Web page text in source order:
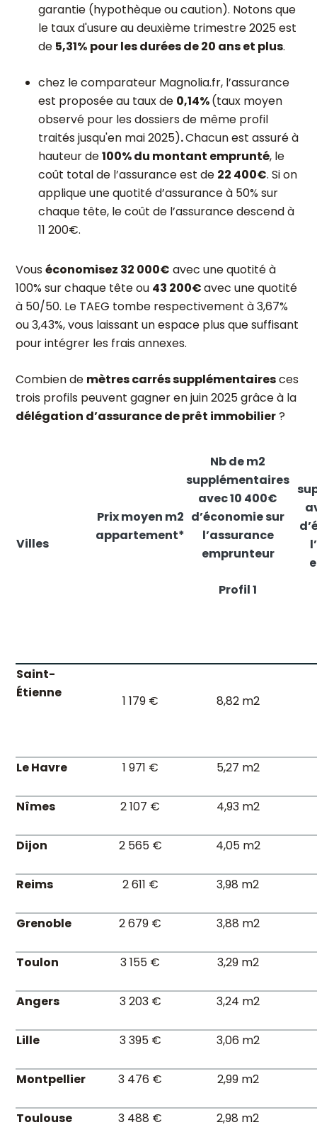
garantie (hypothèque ou caution). Notons que
le taux d'usure au deuxième trimestre 2025 est
de 5,31% pour les durées de 20 ans et plus.
chez le comparateur Magnolia.fr, l’assurance
est proposée au taux de 0,14%(taux moyen
observé pour les dossiers de même profil
traités jusqu'en mai 2025).Chacun est assuré à
hauteur de100% du montant emprunté, le
coût total de l’assurance est de 22 400€. Si on
applique une quotité d’assurance à 50% sur
chaque tête, le coût de l’assurance descend à
11 200€.
Vouséconomisez 32 000€ avec une quotité à
100% sur chaque tête ou 43 200€avec une quotité
à 50/50. Le TAEG tombe respectivement à 3,67%
ou 3,43%, vous laissant un espace plus que suffisant
pour intégrer les frais annexes.
Combien de mètres carrés supplémentairesces
trois profils peuvent gagner en juin 2025 grâce à la
délégation d’assurance de prêt immobilier?
Villes
Prix moyen m2
appartement*
Nb de m2
supplémentaires
avec 10 400€
d’économie sur
l’assurance
emprunteur
Profil 1
Saint-
Étienne
1 179 € 8,82 m2
Le Havre 1 971 € 5,27 m2
Nîmes 2 107 € 4,93 m2
Dijon 2 565 € 4,05 m2
Reims 2 611 € 3,98 m2
Grenoble 2 679 € 3,88 m2
Toulon 3 155 € 3,29 m2
Angers 3 203 € 3,24 m2
Lille 3 395 € 3,06 m2
Montpellier 3 476 € 2,99 m2
Toulouse 3 488 € 2,98 m2